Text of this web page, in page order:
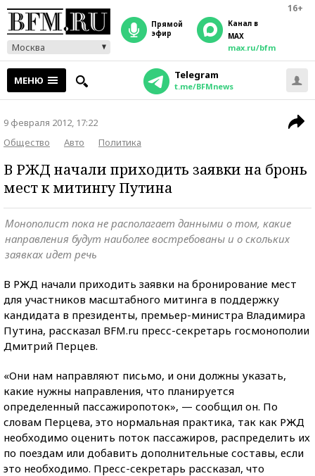
16+
Москва
прямой
эфир
Канал в
MAX
max.ru/bfm
МЕНЮ Telegram
t.me/BFMnews
9 февраля 2012, 17:22
Общество
Авто Политика
В РЖД начали приходить заявки на бронь
мест к митингу Путина
Монополист пока не располагает данными о том, какие
направления будут наиболее востребованы и о скольких
заявках идет речь
В РЖД начали приходить заявки на бронирование мест
для участников масштабного митинга в поддержку
кандидата в президенты, премьер-министра Владимира
Путина, рассказал BFM.ru пресс-секретарь госмонополии
Дмитрий Перцев.
«Они нам направляют письмо, и они должны указать,
какие нужны направления, что планируется
определенный пассажиропоток», — сообщил он. По
словам Перцева, это нормальная практика, так как РЖД
необходимо оценить поток пассажиров, распределить их
по поездам или добавить дополнительные составы, если
это необходимо. Пресс-секретарь рассказал, что